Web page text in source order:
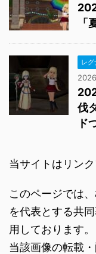
「
レグ
伐
ド
当サイトはリン
このページでは
を代表とする共
用しております。
当該画像の転載